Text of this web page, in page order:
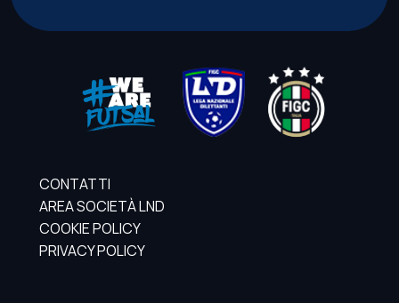
CONTATTI
AREA SOCIETÀ LND
COOKIE POLICY
PRIVACY POLICY